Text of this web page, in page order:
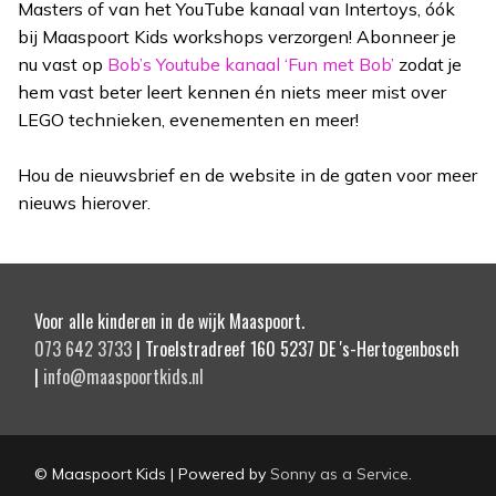
Masters of van het YouTube kanaal van Intertoys, óók
bij Maaspoort Kids workshops verzorgen! Abonneer je
nu vast op Bob’s Youtube kanaal ‘Fun met Bob’ zodat je
hem vast beter leert kennen én niets meer mist over
LEGO technieken, evenementen en meer!
Hou de nieuwsbrief en de website in de gaten voor meer
nieuws hierover.
Voor alle kinderen in de wijk Maaspoort.
073 642 3733 | Troelstradreef 160 5237 DE 's-Hertogenbosch
| info@maaspoortkids.nl
© Maaspoort Kids | Powered by Sonny as a Service.